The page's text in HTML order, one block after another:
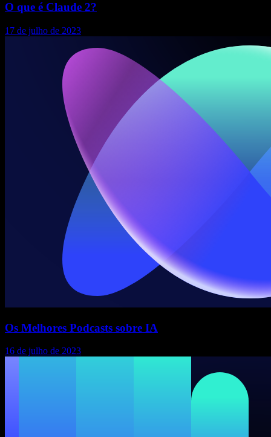
O que é Claude 2?
17 de julho de 2023
Os Melhores Podcasts sobre IA
16 de julho de 2023